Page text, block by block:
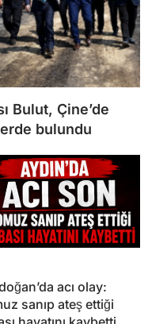
Bulut, Çine’de
bulundu
acı olay:
sanıp ateş ettiği